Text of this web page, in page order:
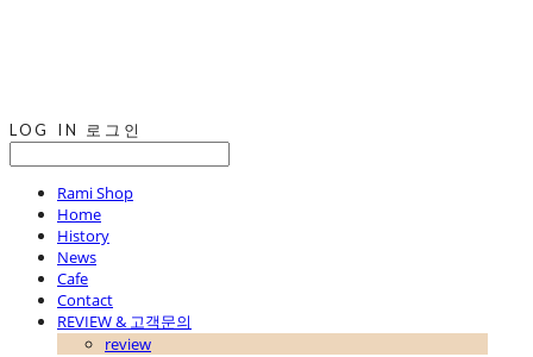
LOG IN 로그인
Rami Shop
Home
History
News
Cafe
Contact
REVIEW & 고객문의
review